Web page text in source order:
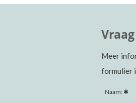
Meer
formulier
Naam: